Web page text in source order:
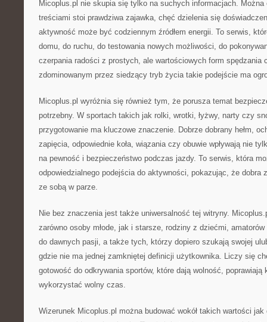
Micoplus.pl nie skupia się tylko na suchych informacjach.
treściami stoi prawdziwa zajawka, chęć dzielenia się
aktywność może być codziennym źródłem energii. To serwis,
domu, do ruchu, do testowania nowych możliwości, do
czerpania radości z prostych, ale wartościowych form spędzania
zdominowanym przez siedzący tryb życia takie podejście ma
Micoplus.pl wyróżnia się również tym, że porusza temat
potrzebny. W sportach takich jak rolki, wrotki, łyżwy, narty czy
przygotowanie ma kluczowe znaczenie. Dobrze dobrany hełm,
zapięcia, odpowiednie koła, wiązania czy obuwie wpływają nie
na pewność i bezpieczeństwo podczas jazdy. To serwis, która
odpowiedzialnego podejścia do aktywności, pokazując, że dobra
ze sobą w parze.
Nie bez znaczenia jest także uniwersalność tej witryny.
zarówno osoby młode, jak i starsze, rodziny z dziećmi,
do dawnych pasji, a także tych, którzy dopiero szukają swojej
gdzie nie ma jednej zamkniętej definicji użytkownika. Liczy się
gotowość do odkrywania sportów, które dają wolność, poprawiają
wykorzystać wolny czas.
Wizerunek Micoplus.pl można budować wokół takich wartości